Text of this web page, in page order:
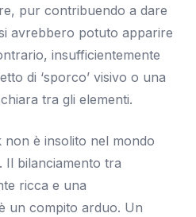
pur contribuendo a dare
avrebbero potuto apparire
insufficientemente
di ‘sporco’ visivo o una
tra gli elementi.
non è insolito nel mondo
Il bilanciamento tra
ricca e una
un compito arduo. Un